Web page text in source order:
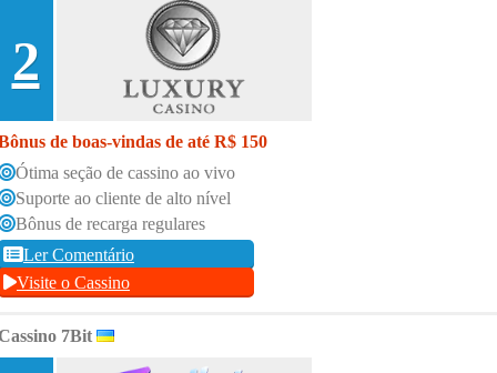
2
de boas-vindas de até R$ 150
Ótima seção de cassino ao vivo
Suporte ao cliente de alto nível
Bônus de recarga regulares
Ler Comentário
Visite o Cassino
7Bit